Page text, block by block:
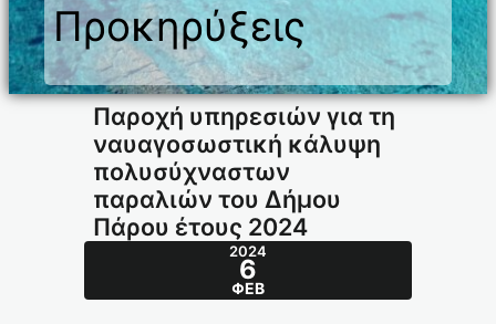
Προκηρύξεις
Παροχή υπηρεσιών για τη
ναυαγοσωστική κάλυψη
πολυσύχναστων
παραλιών του Δήμου
Πάρου έτους 2024
2024
6
ΦΕΒ